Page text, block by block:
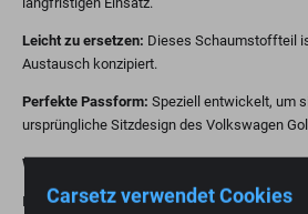
Carsetz verwendet Cookies
Leicht zu ersetzen: Dieses Schaumstoffteil
Austausch konzipiert.
Perfekte Passform: Speziell entwickelt, um
ursprüngliche Sitzdesign des Volkswagen
Warum ein Schaumstoffteil ersetzen?
Im Laufe der Zeit kann der Schaumstoff von